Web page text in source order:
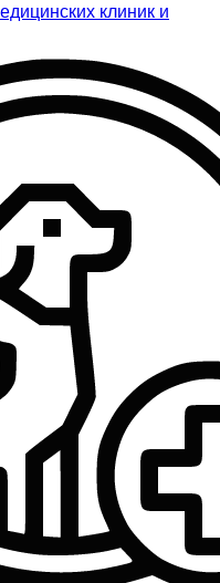
клиник и